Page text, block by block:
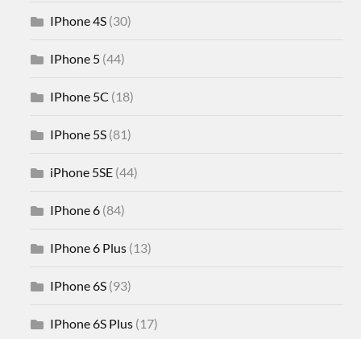
IPhone 4S (30)
IPhone 5 (44)
IPhone 5C (18)
IPhone 5S (81)
iPhone 5SE (44)
IPhone 6 (84)
IPhone 6 Plus (13)
IPhone 6S (93)
IPhone 6S Plus (17)